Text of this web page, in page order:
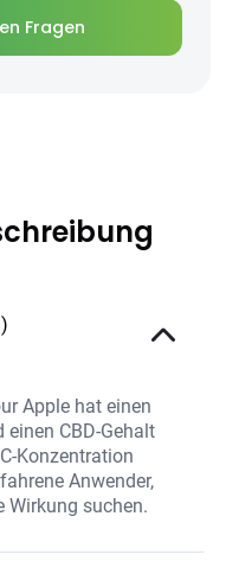
Fragen
Apple hat einen
einen CBD-Gehalt
Konzentration
Anwender,
Wirkung suchen.